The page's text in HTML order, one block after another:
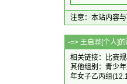
注意：本站内容
-=> 王启骅[个
相关链接：
比赛
其他组别： 青少
年女子乙丙组